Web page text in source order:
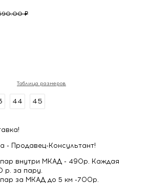
₽
Таблица размеров
44 45
- Продавец-Консультант!
внутри МКАД - 490р. Каждая
р. за пару.
за МКАД до 5 км -700р.